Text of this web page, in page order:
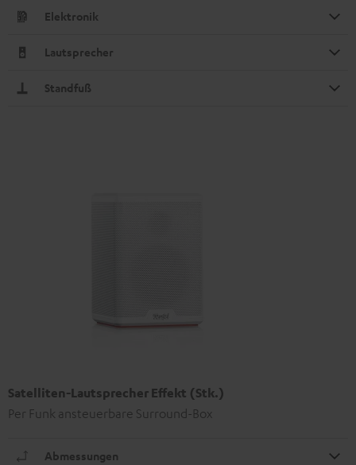
Elektronik
Lautsprecher
Standfuß
Satelliten-Lautsprecher Effekt (Stk.)
Per Funk ansteuerbare Surround-Box
Abmessungen